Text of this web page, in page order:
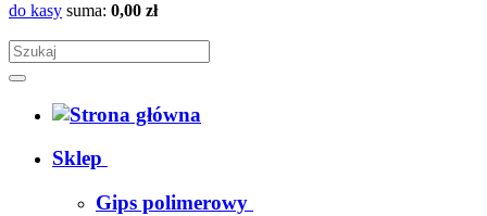
do kasy suma: 0,00 zł
Sklep
Gips polimerowy